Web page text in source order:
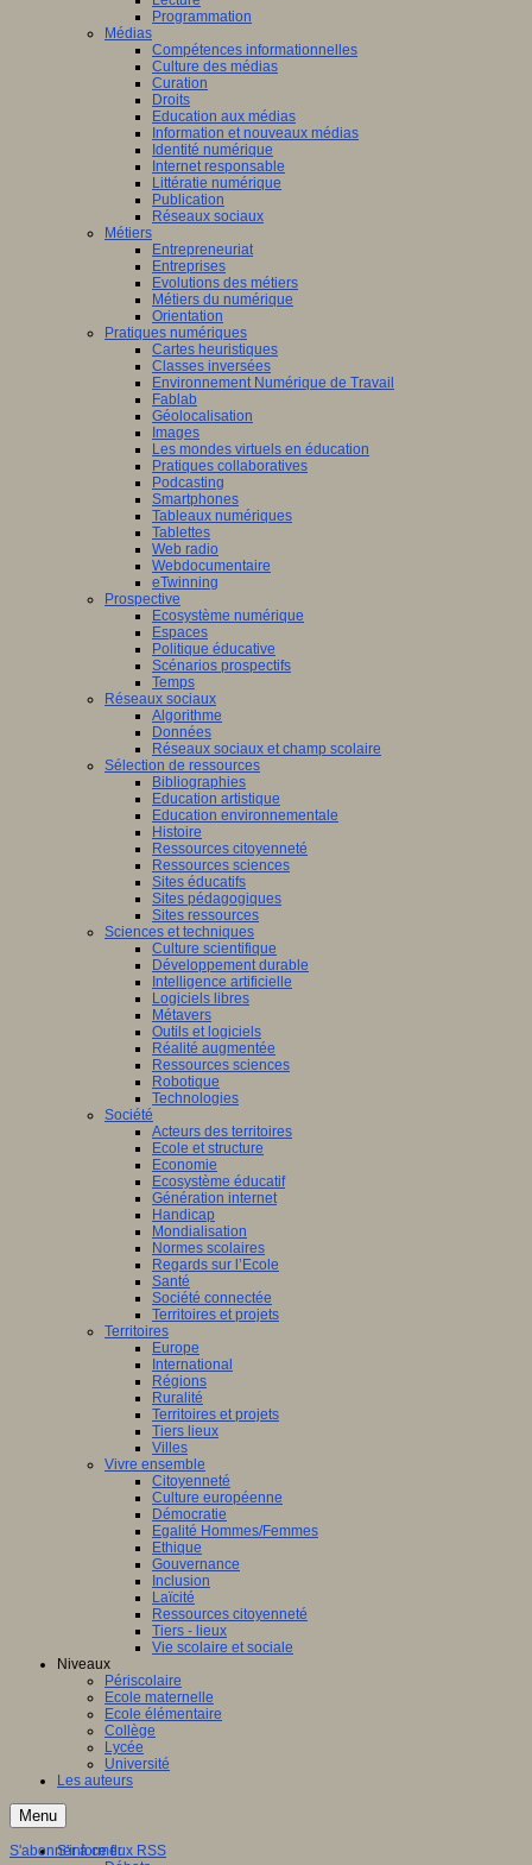
Programmation
Médias
Compétences informationnelles
Culture des médias
Curation
Droits
Education aux médias
Information et nouveaux médias
Identité numérique
Internet responsable
Littératie numérique
Publication
Réseaux sociaux
Métiers
Entrepreneuriat
Entreprises
Evolutions des métiers
Métiers du numérique
Orientation
Pratiques numériques
Cartes heuristiques
Classes inversées
Environnement Numérique de Travail
Fablab
Géolocalisation
Images
Les mondes virtuels en éducation
Pratiques collaboratives
Podcasting
Smartphones
Tableaux numériques
Tablettes
Web radio
Webdocumentaire
eTwinning
Prospective
Ecosystème numérique
Espaces
Politique éducative
Scénarios prospectifs
Temps
Réseaux sociaux
Algorithme
Données
Réseaux sociaux et champ scolaire
Sélection de ressources
Bibliographies
Education artistique
Education environnementale
Histoire
Ressources citoyenneté
Ressources sciences
Sites éducatifs
Sites pédagogiques
Sites ressources
Sciences et techniques
Culture scientifique
Développement durable
Intelligence artificielle
Logiciels libres
Métavers
Outils et logiciels
Réalité augmentée
Ressources sciences
Robotique
Technologies
Société
Acteurs des territoires
Ecole et structure
Economie
Ecosystème éducatif
Génération internet
Handicap
Mondialisation
Normes scolaires
Regards sur l’Ecole
Santé
Société connectée
Territoires et projets
Territoires
Europe
International
Régions
Ruralité
Territoires et projets
Tiers lieux
Villes
Vivre ensemble
Citoyenneté
Culture européenne
Démocratie
Egalité Hommes/Femmes
Ethique
Gouvernance
Inclusion
Laïcité
Ressources citoyenneté
Tiers - lieux
Vie scolaire et sociale
Niveaux
Périscolaire
Ecole maternelle
Ecole élémentaire
Collège
Lycée
Université
Les auteurs
Menu
S'informer
S'abonner à ce flux RSS